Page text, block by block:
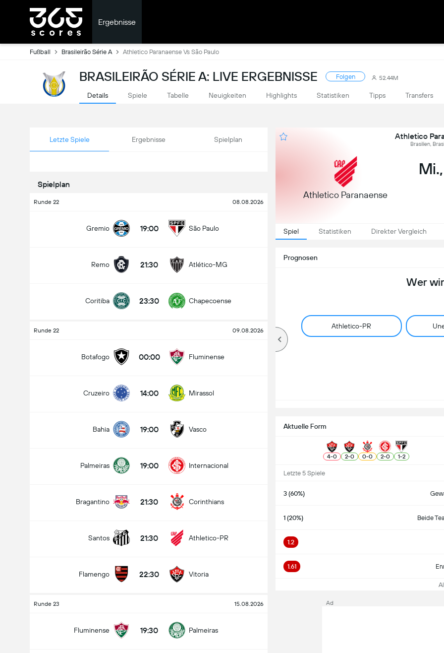
Ergebnisse
Fußball Brasileirão Série A Athletico Paranaense Vs São Paulo
BRASILEIRÃO SÉRIE A: LIVE ERGEBNISSE Folgen 52.44M
Details Spiele Tabelle Neuigkeiten Highlights Statistiken Tipps Transfers
Letzte Spiele Ergebnisse Spielplan
Spielplan
Runde 22 08.08.2026
Gremio 19:00 São Paulo
Remo 21:30 Atlético-MG
Coritiba 23:30 Chapecoense
Runde 22 09.08.2026
Botafogo 00:00 Fluminense
Cruzeiro 14:00 Mirassol
Bahia 19:00 Vasco
Palmeiras 19:00 Internacional
Bragantino 21:30 Corinthians
Santos 21:30 Athletico-PR
Flamengo 22:30 Vitoria
Runde 23 15.08.2026
Fluminense 19:30 Palmeiras
Athletico
Brasilien,
Athletico Paranaense
Spiel Statistiken Direkter Vergleich
Prognosen
Wer
Athletico-PR
Aktuelle Form
4-0 2-0 0-0 2-0 1-2
Letzte 5 Spiele
3 (60%)
1 (20%) Beide
1.2
1.61
Ad